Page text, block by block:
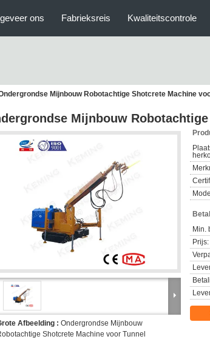
ons Fabrieksreis Kwaliteitscontrole
Mijnbouw Robotachtige Shotcrete Machine
Mijnbouw
Afbeelding : Ondergrondse Mijnbouw
Shotcrete Machine voor Tunnel
Min.
Prijs: